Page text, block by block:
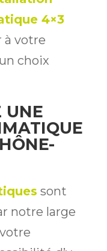
4×3
à votre
choix
UNE
sont
notre large